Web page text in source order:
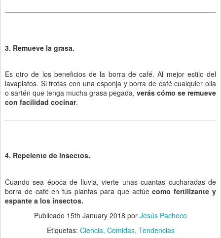
3. Remueve la grasa.
Es otro de los beneficios de la borra de café. Al mejor estilo del
lavaplatos. Si frotas con una esponja y borra de café cualquier olla
o sartén que tenga mucha grasa pegada, verás cómo se remueve
con facilidad cocinar.
4. Repelente de insectos.
Cuando sea época de lluvia, vierte unas cuantas cucharadas de
borra de café en tus plantas para que actúecomo fertilizante y
espante a los insectos.
Publicado 15th January 2018 por Jesús Pacheco
Etiquetas: Ciencia Comidas Tendencias